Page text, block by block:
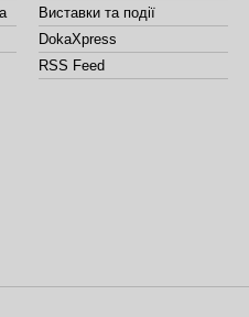
Виставки та події
DokaXpress
RSS Feed